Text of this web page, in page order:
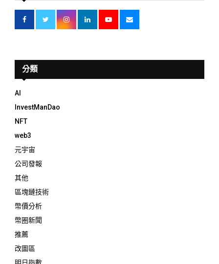
分類
AI
InvestManDao
NFT
web3
元宇宙
公司發報
其他
區塊鏈技術
幣價分析
幣圈新聞
推薦
改圖區
明日指數